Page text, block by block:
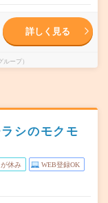
詳しく見る
ープ）
シのモクモ
休み WEB登録OK